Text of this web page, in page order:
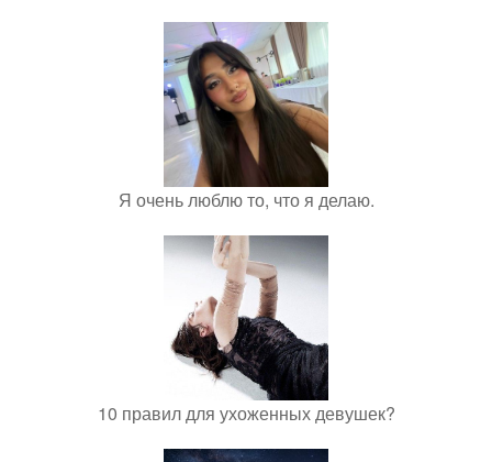
Я очень люблю то, что я делаю.
10 правил для ухоженных девушек?